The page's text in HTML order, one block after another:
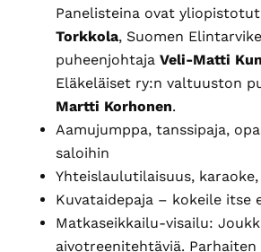
Panelisteina ovat
Torkkola, Suomen
puheenjohtaja Veli-Matti
Eläkeläiset ry:n valtuuston
Martti Korhonen.
Aamujumppa, tanssipaja,
saloihin
Yhteislaulutilaisuus,
Kuvataidepaja – kokeile itse
Matkaseikkailu-visailu:
aivotreenitehtäviä.